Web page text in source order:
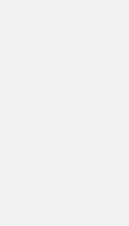
kann dieser dadurch schnell in
werden.
die Ableiter mit einer
DRC IRCM) zu
Kontakt wird der Status einer
Leitsystem gemeldet.
Fernüberwachung.
und Prüfung vor Ort entfallen.
Elektrotechnik